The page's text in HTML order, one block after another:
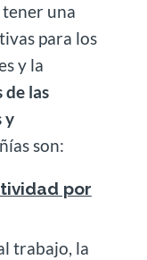
una
para los
y la
de las
y
son:
por
trabajo, la